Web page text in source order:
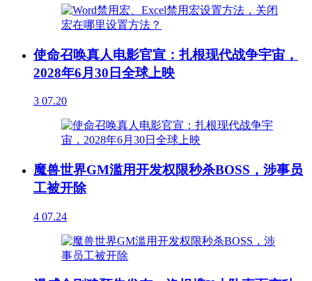
使命召唤真人电影官宣：扎根现代战争宇宙，
2028年6月30日全球上映
3 07.20
魔兽世界GM滥用开发权限秒杀BOSS，涉事员
工被开除
4 07.24